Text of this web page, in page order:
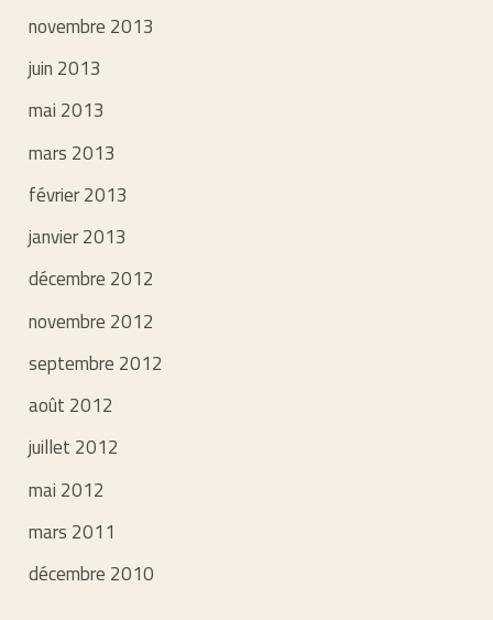
novembre 2013
juin 2013
mai 2013
mars 2013
février 2013
janvier 2013
décembre 2012
novembre 2012
septembre 2012
août 2012
juillet 2012
mai 2012
mars 2011
décembre 2010